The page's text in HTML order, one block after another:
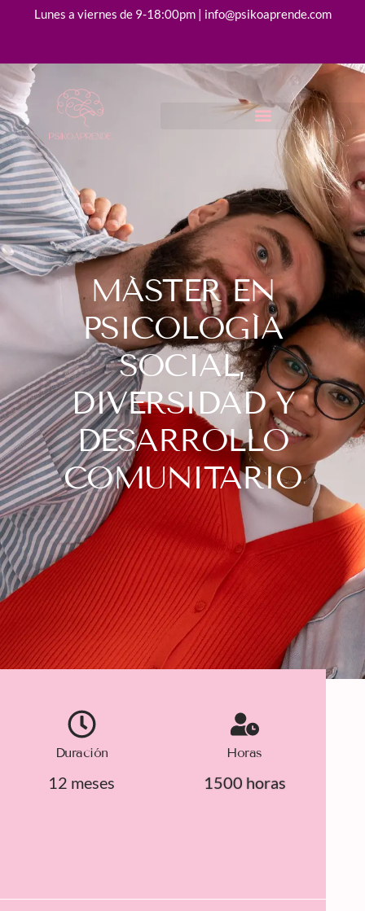
Lunes a viernes de 9-18:00pm | info@psikoaprende.com
MÁSTER EN
PSICOLOGÍA
SOCIAL,
DIVERSIDAD Y
DESARROLLO
COMUNITARIO
Duración
12 meses
Horas
1500 horas